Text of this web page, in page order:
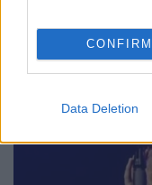
CONFIRM
Data Deletion